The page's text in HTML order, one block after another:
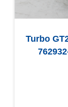
Turbo